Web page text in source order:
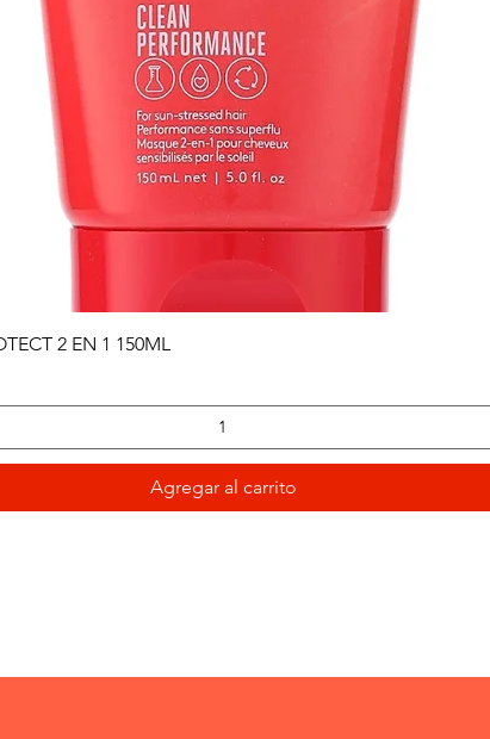
2 EN 1 150ML
Agregar al carrito